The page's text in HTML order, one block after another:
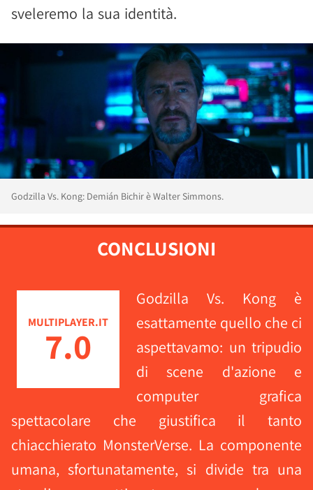
sveleremo la sua identità.
Godzilla Vs. Kong: Demián Bichir è Walter Simmons.
CONCLUSIONI
MULTIPLAYER.IT
7.0
Godzilla Vs. Kong è
esattamente quello che ci
aspettavamo: un tripudio
di scene d'azione e
computer grafica
spettacolare che giustifica il tanto
chiacchierato MonsterVerse. La componente
umana, sfortunatamente, si divide tra una